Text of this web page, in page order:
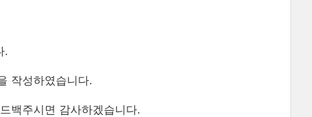
.
작성하였습니다.
백주시면 감사하겠습니다.